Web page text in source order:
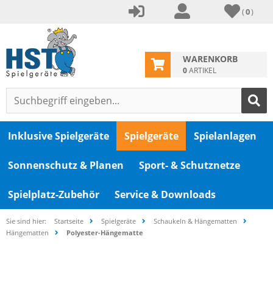
(0)
WARENKORB
0ARTIKEL
Inklusive Spielgeräte Spielgeräte Spielanlagen
Sonnenschutz & Planen Sport- & Schutznetze
Spielplatz-Zubehör Service & Downloads
Sie sind hier: Startseite Spielgeräte
Schaukeln & Hängematten
Hängematten
Polyester-Hängematte